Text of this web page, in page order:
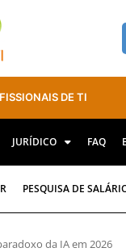
DE TI
JURÍDICO FAQ
PESQUISA DE
da IA em 2026